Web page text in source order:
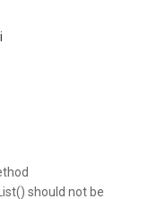
should not be